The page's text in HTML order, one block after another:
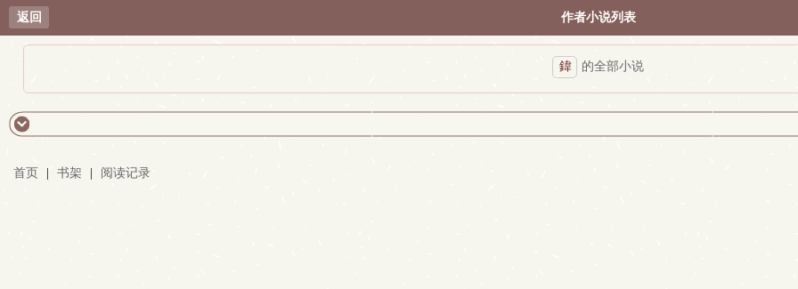
返回 作者小说列表
鍏 的全部小说
首页 书架 阅读记录